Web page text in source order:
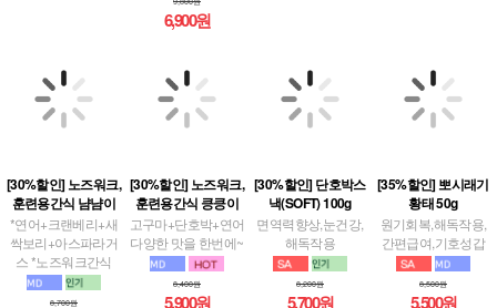
*연어+크랜베리+새
싹보리+아스파라거
스 *노즈워크간식
8,700원
6,100원
고구마+단호박+연어
다양한 맛을 한번에~
8,400원
5,900원
면역력향상,눈건강,
해독작용
8,200원
5,700원
원기회복,해독작용,
간편급여,기호성갑
8,500원
5,500원